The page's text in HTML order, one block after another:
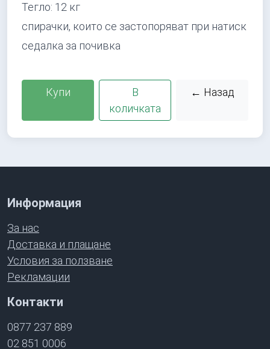
Тегло: 12 кг
спирачки, които се застопоряват при натиск
седалка за почивка
Купи
В
количката
← Назад
Информация
За нас
Доставка и плащане
Условия за ползване
Рекламации
Контакти
0877 237 889
02 851 0006